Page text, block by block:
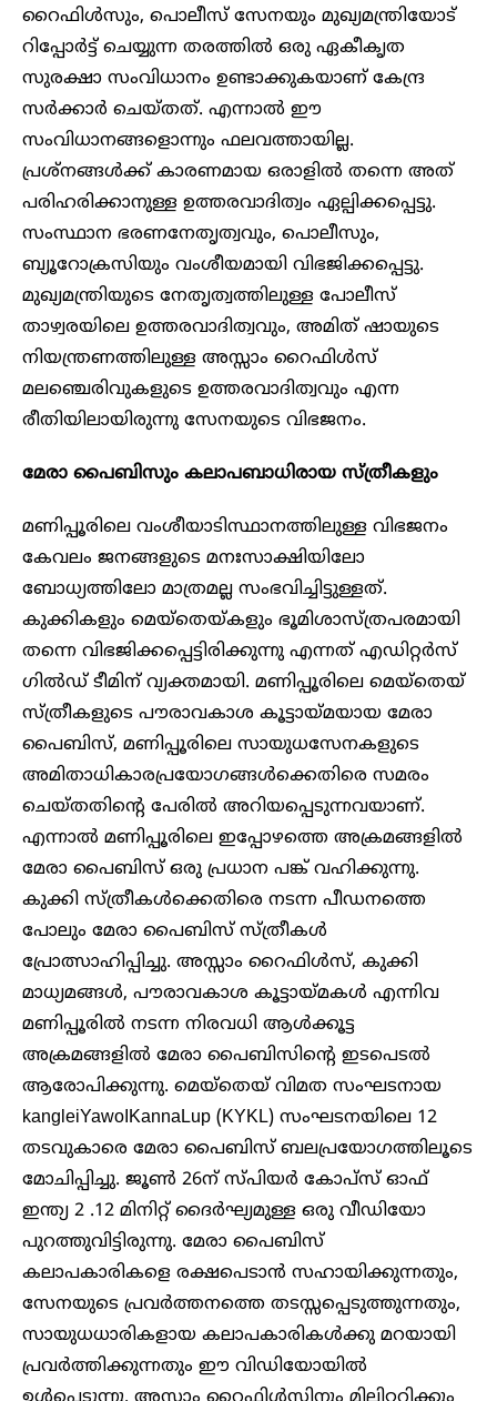
റൈഫിൾസും, പൊലീസ് സേനയും മുഖ്യമന്ത്രിയോട്
റിപ്പോർട്ട് ചെയ്യുന്ന തരത്തിൽ ഒരു ഏകീകൃത
സുരക്ഷാ സംവിധാനം ഉണ്ടാക്കുകയാണ് കേന്ദ്ര
സർക്കാർ ചെയ്തത്. എന്നാൽ ഈ
സംവിധാനങ്ങളൊന്നും ഫലവത്തായില്ല.
പ്രശ്നങ്ങൾക്ക് കാരണമായ ഒരാളിൽ തന്നെ അത്
പരിഹരിക്കാനുള്ള ഉത്തരവാദിത്വം ഏല്പിക്കപ്പെട്ടു.
സംസ്ഥാന ഭരണനേതൃത്വവും, പൊലീസും,
ബ്യൂറോക്രസിയും വംശീയമായി വിഭജിക്കപ്പെട്ടു.
മുഖ്യമന്ത്രിയുടെ നേതൃത്വത്തിലുള്ള പോലീസ്
താഴ്വരയിലെ ഉത്തരവാദിത്വവും, അമിത് ഷായുടെ
നിയന്ത്രണത്തിലുള്ള അസ്സാം റൈഫിൾസ്
മലഞ്ചെരിവുകളുടെ ഉത്തരവാദിത്വവും എന്ന
രീതിയിലായിരുന്നു സേനയുടെ വിഭജനം.
മേരാ പൈബിസും കലാപബാധിരായ സ്ത്രീകളും
മണിപ്പൂരിലെ വംശീയാടിസ്ഥാനത്തിലുള്ള വിഭജനം
കേവലം ജനങ്ങളുടെ മനഃസാക്ഷിയിലോ
ബോധ്യത്തിലോ മാത്രമല്ല സംഭവിച്ചിട്ടുള്ളത്.
കുക്കികളും മെയ്തെയ്കളും ഭൂമിശാസ്ത്രപരമായി
തന്നെ വിഭജിക്കപ്പെട്ടിരിക്കുന്നു എന്നത് എഡിറ്റർസ്
ഗിൽഡ് ടീമിന് വ്യക്തമായി. മണിപ്പൂരിലെ മെയ്തെയ്
സ്ത്രീകളുടെ പൗരാവകാശ കൂട്ടായ്മയായ മേരാ
പൈബിസ്, മണിപ്പൂരിലെ സായുധസേനകളുടെ
അമിതാധികാരപ്രയോഗങ്ങൾക്കെതിരെ സമരം
ചെയ്തതിന്റെ പേരിൽ അറിയപ്പെടുന്നവയാണ്.
എന്നാൽ മണിപ്പൂരിലെ ഇപ്പോഴത്തെ അക്രമങ്ങളിൽ
മേരാ പൈബിസ് ഒരു പ്രധാന പങ്ക് വഹിക്കുന്നു.
കുക്കി സ്ത്രീകൾക്കെതിരെ നടന്ന പീഡനത്തെ
പോലും മേരാ പൈബിസ് സ്ത്രീകൾ
പ്രോത്സാഹിപ്പിച്ചു. അസ്സാം റൈഫിൾസ്, കുക്കി
മാധ്യമങ്ങൾ, പൗരാവകാശ കൂട്ടായ്മകൾ എന്നിവ
മണിപ്പൂരിൽ നടന്ന നിരവധി ആൾക്കൂട്ട
അക്രമങ്ങളിൽ മേരാ പൈബിസിന്റെ ഇടപെടൽ
ആരോപിക്കുന്നു. മെയ്തെയ് വിമത സംഘടനായ
kangleiYawoIKannaLup (KYKL) സംഘടനയിലെ 12
തടവുകാരെ മേരാ പൈബിസ് ബലപ്രയോഗത്തിലൂടെ
മോചിപ്പിച്ചു. ജൂൺ 26ന് സ്പിയർ കോപ്സ് ഓഫ്
ഇന്ത്യ 2 .12 മിനിറ്റ് ദൈർഘ്യമുള്ള ഒരു വീഡിയോ
പുറത്തുവിട്ടിരുന്നു. മേരാ പൈബിസ്
കലാപകാരികളെ രക്ഷപെടാൻ സഹായിക്കുന്നതും,
സേനയുടെ പ്രവർത്തനത്തെ തടസ്സപ്പെടുത്തുന്നതും,
സായുധധാരികളായ കലാപകാരികൾക്കു മറയായി
പ്രവർത്തിക്കുന്നതും ഈ വിഡിയോയിൽ